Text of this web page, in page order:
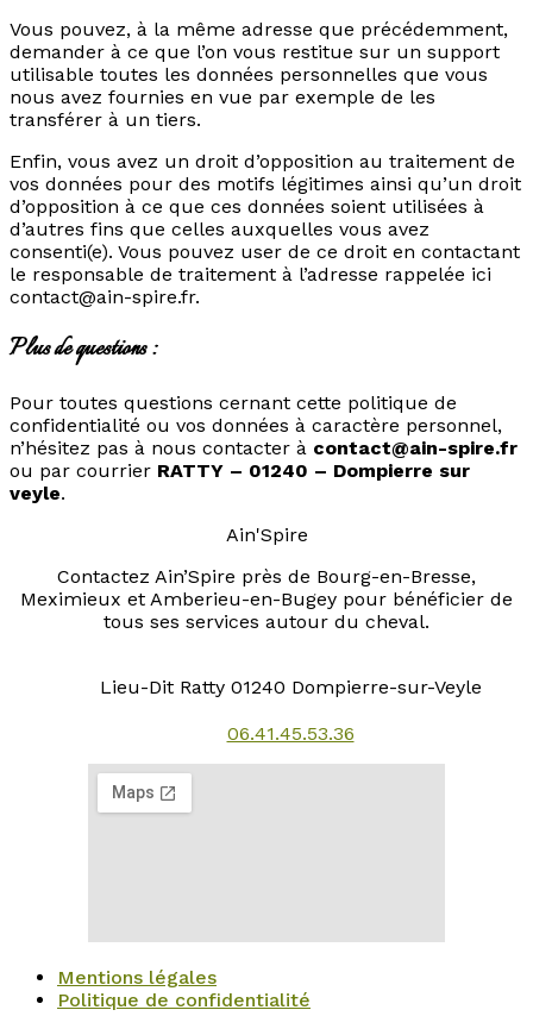
Vous pouvez, à la même adresse que précédemment,
demander à ce que l’on vous restitue sur un support
utilisable toutes les données personnelles que vous
nous avez fournies en vue par exemple de les
transférer à un tiers.
Enfin, vous avez un droit d’opposition au traitement de
vos données pour des motifs légitimes ainsi qu’un droit
d’opposition à ce que ces données soient utilisées à
d’autres fins que celles auxquelles vous avez
consenti(e). Vous pouvez user de ce droit en contactant
le responsable de traitement à l’adresse rappelée ici
contact@ain-spire.fr.
Plus de questions :
Pour toutes questions cernant cette politique de
confidentialité ou vos données à caractère personnel,
n’hésitez pas à nous contacter à contact@ain-spire.fr
ou par courrier RATTY – 01240 – Dompierre sur
veyle.
Ain'Spire
Contactez Ain’Spire près de Bourg-en-Bresse,
Meximieux et Amberieu-en-Bugey pour bénéficier de
tous ses services autour du cheval.
Lieu-Dit Ratty 01240 Dompierre-sur-Veyle
06.41.45.53.36
Mentions légales
Politique de confidentialité